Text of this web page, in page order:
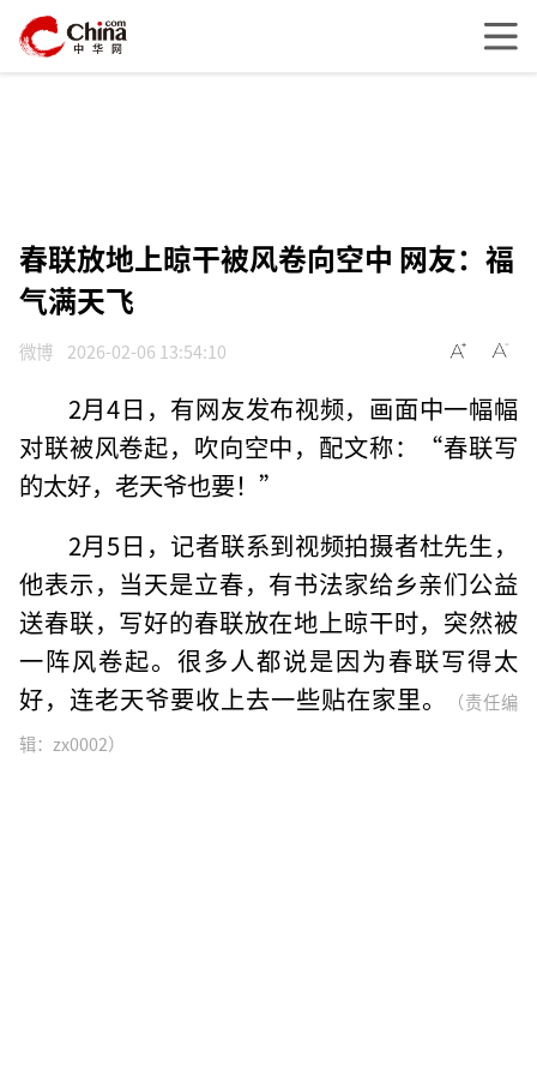
春联放地上晾干被风卷向空中 网友：福
气满天飞
微博 2026-02-06 13:54:10
2月4日，有网友发布视频，画面中一幅幅
对联被风卷起，吹向空中，配文称：“春联写
的太好，老天爷也要！”
2月5日，记者联系到视频拍摄者杜先生，
他表示，当天是立春，有书法家给乡亲们公益
送春联，写好的春联放在地上晾干时，突然被
一阵风卷起。很多人都说是因为春联写得太
好，连老天爷要收上去一些贴在家里。
（责任编
辑：zx0002）